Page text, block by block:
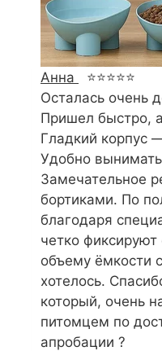
Анна
⭐⭐⭐⭐⭐
Осталась очень
Пришел быстро,
Гладкий корпус
Удобно
Замечательное
бортиками. По
благодаря
четко
объему ёмкости
хотелось.
который, очень
питомцем по
апробации ?